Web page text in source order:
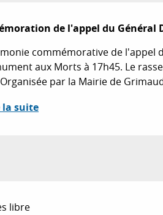
de l'appel du Général
commémorative de l'appel
aux Morts à 17h45. Le
par la Mairie de
la suite
libre